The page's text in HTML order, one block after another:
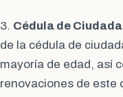
3. Cédula de
de la cédula de
mayoría de edad, así
renovaciones de este